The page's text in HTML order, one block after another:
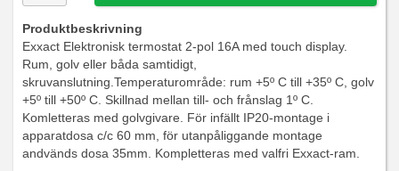
Produktbeskrivning
Exxact Elektronisk termostat 2-pol 16A med touch display.
Rum, golv eller båda samtidigt,
skruvanslutning.Temperaturområde: rum +5º C till +35º C, golv
+5º till +50º C. Skillnad mellan till- och frånslag 1º C.
Komletteras med golvgivare. För infällt IP20-montage i
apparatdosa c/c 60 mm, för utanpåliggande montage
andvänds dosa 35mm. Kompletteras med valfri Exxact-ram.